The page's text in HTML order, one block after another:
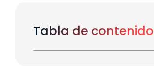
Tabla de contenido